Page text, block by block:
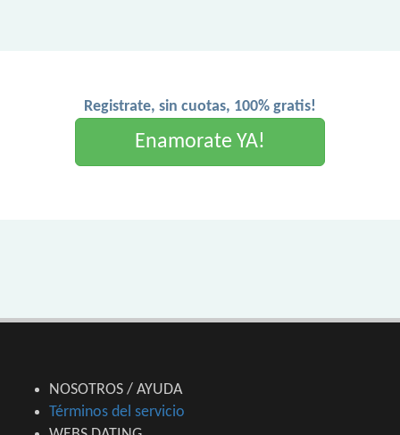
Registrate, sin cuotas, 100% gratis!
Enamorate YA!
NOSOTROS / AYUDA
Términos del servicio